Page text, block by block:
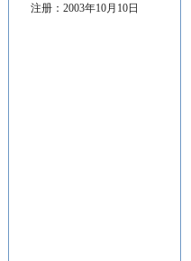
注册：2003年10月10日